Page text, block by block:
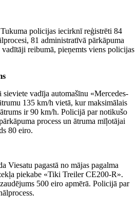
policijas iecirknī reģistrēti 84
81 administratīvā pārkāpuma
vadītāji reibumā, pieņemts viens policijas
sieviete vadīja automašīnu «Mercedes-
135 km/h vietā, kur maksimālais
ir 90 km/h. Policijā par notikušo
process un ātruma mīļotājai
80 eiro.
Viesatu pagastā no mājas pagalma
piekabe «Tiki Treiler CE200-R».
500 eiro apmērā. Policijā par